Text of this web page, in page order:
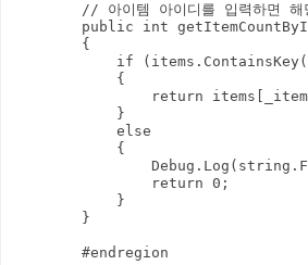
// 아이템 아이디를 입력하면 해
public int
        {
if
            {
return
            }
            else
            {
                return 0;
            }
        }
        #endregion